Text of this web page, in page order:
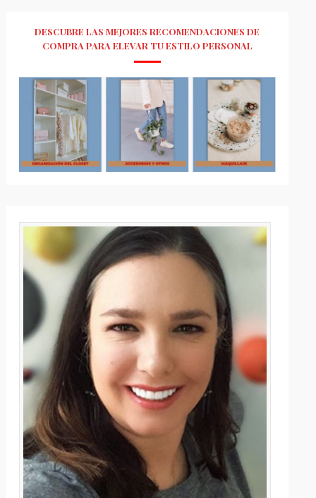
DESCUBRE LAS MEJORES RECOMENDACIONES DE
COMPRA PARA ELEVAR TU ESTILO PERSONAL